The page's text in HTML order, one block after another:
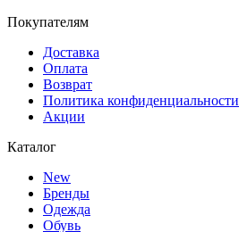
Покупателям
Доставка
Оплата
Возврат
Политика конфиденциальности
Акции
Каталог
New
Бренды
Одежда
Обувь